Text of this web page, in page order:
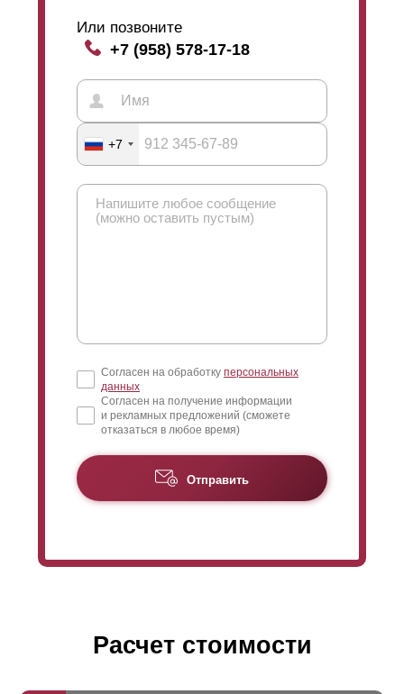
Или позвоните
+7 (958) 578-17-18
+7
Согласен на обработку персональных
данных
Согласен на получение информации
и рекламных предложений (сможете
отказаться в любое время)
Отправить
Расчет стоимости